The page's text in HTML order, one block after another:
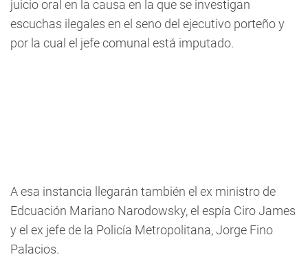
juicio oral en la causa en la que se investigan
escuchas ilegales en el seno del ejecutivo porteño y
por la cual el jefe comunal está imputado.
A esa instancia llegarán también el ex ministro de
Edcuación Mariano Narodowsky, el espía Ciro James
y el ex jefe de la Policía Metropolitana, Jorge Fino
Palacios.